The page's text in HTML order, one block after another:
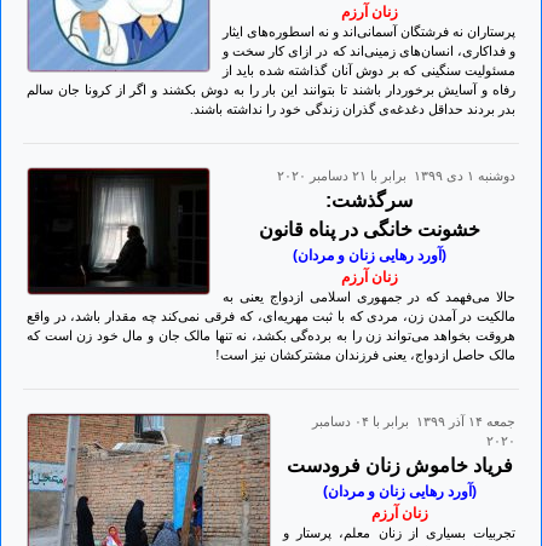
زنان آرزم
پرستاران نه فرشتگان آسمانی‌اند و نه اسطوره‌های ایثار
و فداکاری، انسان‌های زمینی‌اند که در ازای کار سخت و
مسئولیت سنگینی که بر دوش آنان گذاشته شده باید از
رفاه و آسایش برخوردار باشند تا بتوانند این بار را به‌ دوش بکشند و اگر از کرونا جان سالم
بدر بردند حداقل دغدغه‌ی گذران زندگی خود را نداشته باشند.
دوشنبه ۱ دی ۱۳۹۹ برابر با ۲۱ دسامبر ۲۰۲۰
سرگذشت:
خشونت خانگی در پناه قانون
(آورد رهایی زنان و مردان)
زنان آرزم
حالا می‌فهمد که در جمهوری اسلامی ازدواج یعنی به
مالکیت در آمدن زن، مردی که با ثبت مهریه‌ای، که فرقی نمی‌کند چه مقدار باشد، در واقع
هروقت بخواهد می‌تواند زن را به برده‌گی بکشد، نه تنها مالک جان و مال خود زن است که
مالک حاصل ازدواج، یعنی فرزندان مشترکشان نیز است!
جمعه ۱۴ آذر ۱۳۹۹ برابر با ۰۴ دسامبر
۲۰۲۰
فریاد خاموش زنان فرودست
(آورد رهایی زنان و مردان)
زنان آرزم
تجربیات بسیاری از زنان معلم، پرستار و